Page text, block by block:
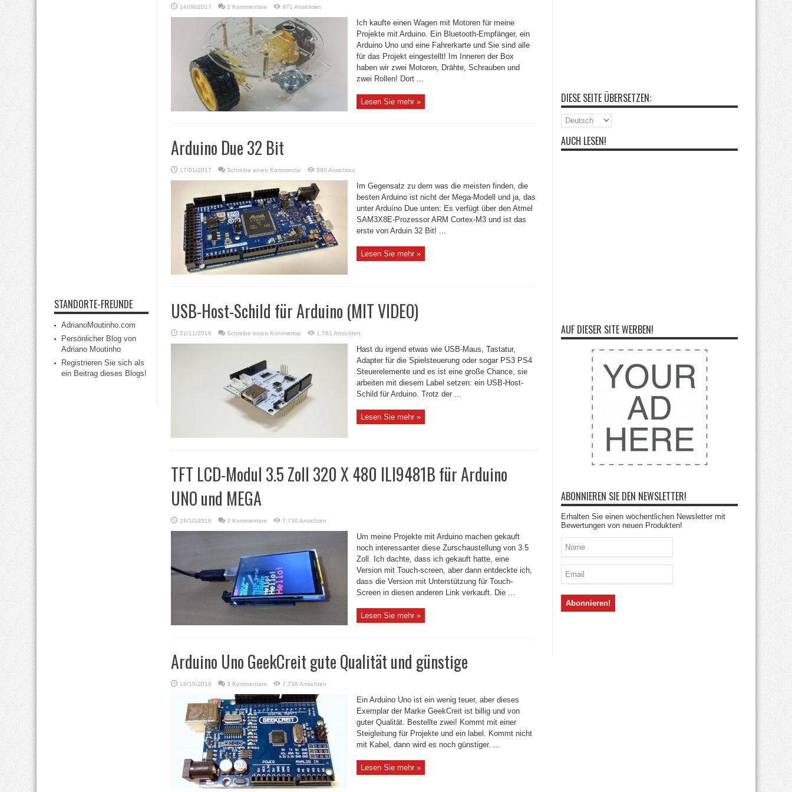
14/06/2017 2 Kommentare 971 Ansichten
Ich kaufte einen Wagen mit Motoren für meine
Projekte mit Arduino. Ein Bluetooth-Empfänger, ein
Arduino Uno und eine Fahrerkarte und Sie sind alle
für das Projekt eingestellt! Im Inneren der Box
haben wir zwei Motoren, Drähte, Schrauben und
zwei Rollen! Dort ...
Lesen Sie mehr »
Arduino Due 32 Bit
17/01/2017 Schreibe einen Kommentar 890 Ansichten
Im Gegensatz zu dem was die meisten finden, die
besten Arduino ist nicht der Mega-Modell und ja, das
unter Arduíno Due unten: Es verfügt über den Atmel
SAM3X8E-Prozessor ARM Cortex-M3 und ist das
erste von Arduin 32 Bit! ...
Lesen Sie mehr »
USB-Host-Schild für Arduino (MIT VIDEO)
21/11/2016 Schreibe einen Kommentar 1,761 Ansichten
Hast du irgend etwas wie USB-Maus, Tastatur,
Adapter für die Spielsteuerung oder sogar PS3 PS4
Steuerelemente und es ist eine große Chance, sie
arbeiten mit diesem Label setzen: ein USB-Host-
Schild für Arduino. Trotz der ...
Lesen Sie mehr »
TFT LCD-Modul 3.5 Zoll 320 X 480 ILI9481B für Arduino
UNO und MEGA
19/10/2016 3 Kommentare 7,730 Ansichten
Um meine Projekte mit Arduino machen gekauft
noch interessanter diese Zurschaustellung von 3.5
Zoll. Ich dachte, dass ich gekauft hatte, eine
Version mit Touch-screen, aber dann entdeckte ich,
dass die Version mit Unterstützung für Touch-
Screen in diesen anderen Link verkauft. Die ...
Lesen Sie mehr »
Arduino Uno GeekCreit gute Qualität und günstige
18/10/2016 3 Kommentare 7,738 Ansichten
Ein Arduino Uno ist ein wenig teuer, aber dieses
Exemplar der Marke GeekCreit ist billig und von
guter Qualität. Bestellte zwei! Kommt mit einer
Steigleitung für Projekte und ein label. Kommt nicht
mit Kabel, dann wird es noch günstiger. ...
Lesen Sie mehr »
STANDORTE-FREUNDE
AdrianoMoutinho.com
Persönlicher Blog von
Adriano Moutinho
Registrieren Sie sich als
ein Beitrag dieses Blogs!
DIESE SEITE ÜBERSETZEN:
AUCH LESEN!
AUF DIESER SITE WERBEN!
ABONNIEREN SIE DEN NEWSLETTER!
Erhalten Sie einen wöchentlichen Newsletter mit
Bewertungen von neuen Produkten!